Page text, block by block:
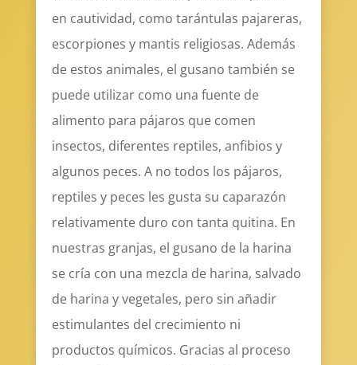
en cautividad, como tarántulas pajareras,
escorpiones y mantis religiosas. Además
de estos animales, el gusano también se
puede utilizar como una fuente de
alimento para pájaros que comen
insectos, diferentes reptiles, anfibios y
algunos peces. A no todos los pájaros,
reptiles y peces les gusta su caparazón
relativamente duro con tanta quitina. En
nuestras granjas, el gusano de la harina
se cría con una mezcla de harina, salvado
de harina y vegetales, pero sin añadir
estimulantes del crecimiento ni
productos químicos. Gracias al proceso